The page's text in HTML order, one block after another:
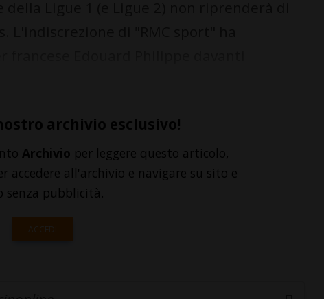
archivio esclusivo!
Archivio per leggere questo articolo,
accedere all'archivio e navigare su sito e
senza pubblicità.
ACCEDI